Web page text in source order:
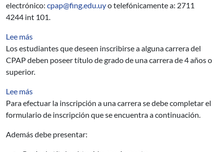
electrónico: cpap@fing.edu.uyo telefónicamente a: 2711
4244 int 101.
Lee mássobre ¿Qué me habilita a inscribirme a una carrera del
Los estudiantes que deseen inscribirse a alguna carrera del
CPAP deben poseer título de grado de una carrera de 4 años o
superior.
Lee mássobre ¿Qué documentación debo presentar para poder
Para efectuar la inscripción a una carrera se debe completar el
formulario de inscripción que se encuentra a continuación.
Además debe presentar: